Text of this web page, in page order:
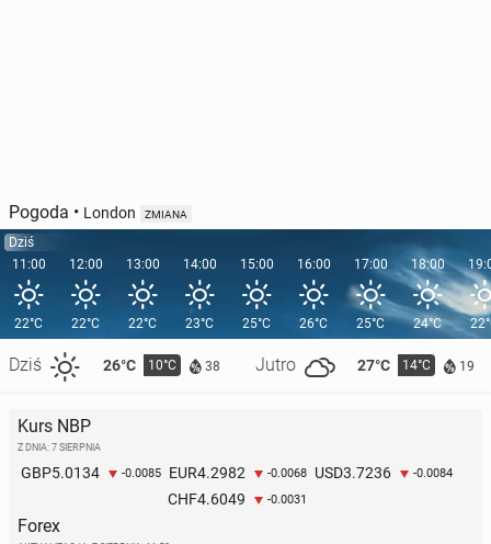
Pogoda • London ZMIANA
Dziś
11:00
22°C
Dziś 26°C 10°C 38 Jutro 27°C 14°C 19
12:00
22°C
13:00
22°C
14:00
23°C
15:00
25°C
16:00
26°C
17:00
25°C
18:00
24°C
Kurs NBP
Z DNIA: 7 SIERPNIA
GBP5.0134 -0.0085 EUR4.2982 -0.0068 USD3.7236 -0.0084
CHF4.6049 -0.0031
Forex